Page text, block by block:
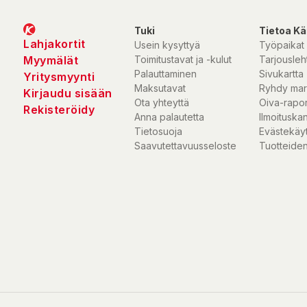
Lahjakortit
Myymälät
Yritysmyynti
Kirjaudu sisään
Rekisteröidy
Tuki
Usein kysyttyä
Toimitustavat ja -kulut
Palauttaminen
Maksutavat
Ota yhteyttä
Anna palautetta
Tietosuoja
Saavutettavuusseloste
Tietoa
Työpaikat
Sivukartta
Ryhdy
Oiva-